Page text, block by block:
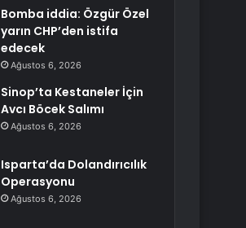
Bomba iddia: Özgür Özel
yarın CHP’den istifa
edecek
Ağustos 6, 2026
Sinop’ta Kestaneler İçin
Avcı Böcek Salımı
Ağustos 6, 2026
Isparta’da Dolandırıcılık
Operasyonu
Ağustos 6, 2026